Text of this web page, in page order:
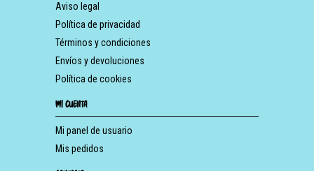
Aviso legal
Política de privacidad
Términos y condiciones
Envíos y devoluciones
Política de cookies
MI CUENTA
Mi panel de usuario
Mis pedidos